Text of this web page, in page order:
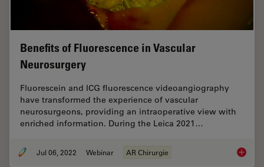
Benefits of Fluorescence in Vascular
Neurosurgery
Fluorescein and ICG fluorescence videoangiography
have transformed the experience of vascular
neurosurgeons, providing an intraoperative view with
enriched information. During the Leica 2021…
Jul 06, 2022 Webinar AR Chirurgie